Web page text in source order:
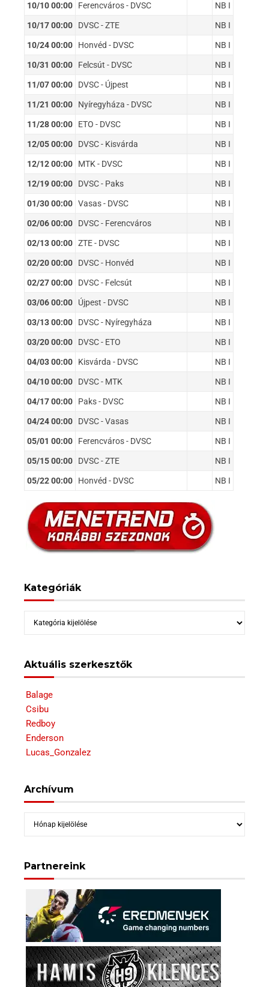
10/10 00:00 Ferencváros - DVSC NB I
10/17 00:00 DVSC - ZTE NB I
10/24 00:00 Honvéd - DVSC NB I
10/31 00:00 Felcsút - DVSC NB I
11/07 00:00 DVSC - Újpest NB I
11/21 00:00 Nyíregyháza - DVSC NB I
11/28 00:00 ETO - DVSC NB I
12/05 00:00 DVSC - Kisvárda NB I
12/12 00:00 MTK - DVSC NB I
12/19 00:00 DVSC - Paks NB I
01/30 00:00 Vasas - DVSC NB I
02/06 00:00 DVSC - Ferencváros NB I
02/13 00:00 ZTE - DVSC NB I
02/20 00:00 DVSC - Honvéd NB I
02/27 00:00 DVSC - Felcsút NB I
03/06 00:00 Újpest - DVSC NB I
03/13 00:00 DVSC - Nyíregyháza NB I
03/20 00:00 DVSC - ETO NB I
04/03 00:00 Kisvárda - DVSC NB I
04/10 00:00 DVSC - MTK NB I
04/17 00:00 Paks - DVSC NB I
04/24 00:00 DVSC - Vasas NB I
05/01 00:00 Ferencváros - DVSC NB I
05/15 00:00 DVSC - ZTE NB I
05/22 00:00 Honvéd - DVSC NB I
Kategóriák
Kategóriák
Aktuális szerkesztők
Balage
Csibu
Redboy
Enderson
Lucas_Gonzalez
Archívum
Archívum
Partnereink